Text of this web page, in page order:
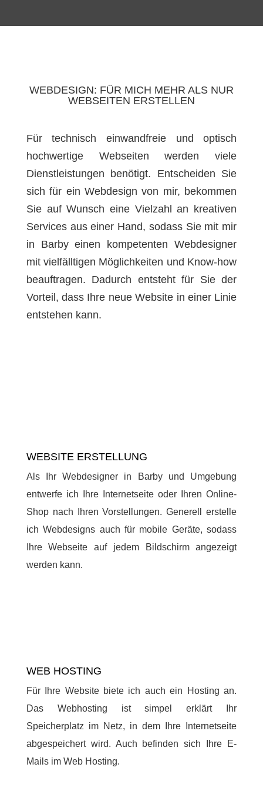
WEBDESIGN: FÜR MICH MEHR ALS NUR
WEBSEITEN ERSTELLEN
Für technisch einwandfreie und optisch
hochwertige Webseiten werden viele
Dienstleistungen benötigt. Entscheiden Sie
sich für ein Webdesign von mir, bekommen
Sie auf Wunsch eine Vielzahl an kreativen
Services aus einer Hand, sodass Sie mit mir
in Barby einen kompetenten Webdesigner
mit vielfälltigen Möglichkeiten und Know-how
beauftragen. Dadurch entsteht für Sie der
Vorteil, dass Ihre neue Website in einer Linie
entstehen kann.
WEBSITE ERSTELLUNG
Als Ihr Webdesigner in Barby und Umgebung
entwerfe ich Ihre Internetseite oder Ihren Online-
Shop nach Ihren Vorstellungen. Generell erstelle
ich Webdesigns auch für mobile Geräte, sodass
Ihre Webseite auf jedem Bildschirm angezeigt
werden kann.
WEB HOSTING
Für Ihre Website biete ich auch ein Hosting an.
Das Webhosting ist simpel erklärt Ihr
Speicherplatz im Netz, in dem Ihre Internetseite
abgespeichert wird. Auch befinden sich Ihre E-
Mails im Web Hosting.